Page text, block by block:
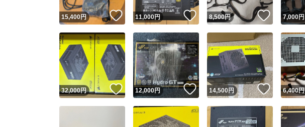
15,400円 いいね！
11,000円 いいね！
8,500円 いいね！
7,000円
32,000円 いいね！
12,000円 いいね！
14,500円 いいね！
6,400円